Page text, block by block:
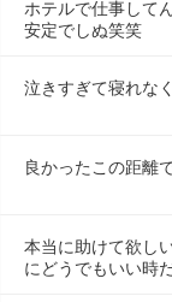
ホテルで仕事して
安定でしぬ笑笑
泣きすぎて寝れな
良かったこの距離
本当に助けて欲し
にどうでもいい時